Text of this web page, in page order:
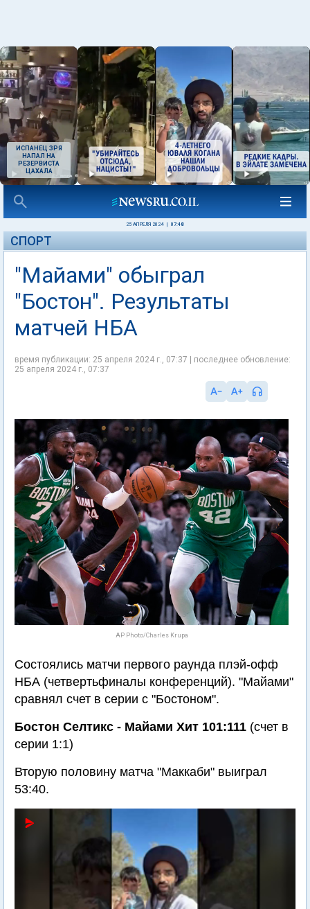
ИСПАНЕЦ ЗРЯ
НАПАЛ НА
РЕЗЕРВИСТА
ЦАХАЛА
25 АПРЕЛЯ 2024 07:48
СПОРТ
"Майами" обыграл
"Бостон". Результаты
матчей НБА
время публикации: 25 апреля 2024 г., 07:37 | последнее обновление:
25 апреля 2024 г., 07:37
AP Photo/Charles Krupa
Состоялись матчи первого раунда плэй-офф
НБА (четвертьфиналы конференций). "Майами"
сравнял счет в серии с "Бостоном".
Бостон Селтикс - Майами Хит 101:111 (счет в
серии 1:1)
Вторую половину матча "Маккаби" выиграл
53:40.